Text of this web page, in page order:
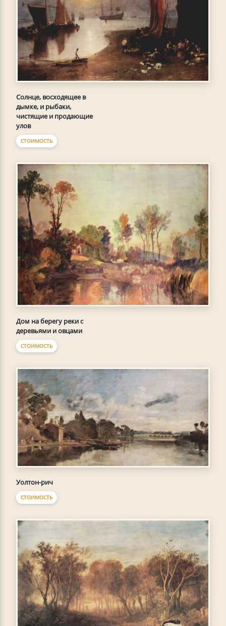
Солнце, восходящее в
дымке, и рыбаки,
чистящие и продающие
улов
СТОИМОСТЬ
Дом на берегу реки с
деревьями и овцами
СТОИМОСТЬ
Уолтон-рич
СТОИМОСТЬ